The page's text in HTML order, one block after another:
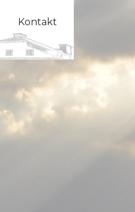
Kontakt